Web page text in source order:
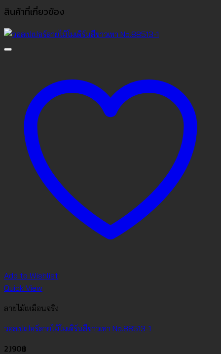
สินค้าที่เกี่ยวข้อง
Add to Wishlist
Quick View
ลายไม้เหมือนจริง
วอลเปเปอร์ลายไม้โมเดิร์นสีขาวเทา No.88513-1
2,190฿